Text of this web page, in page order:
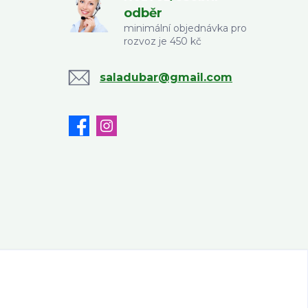
odběr
minimální objednávka pro
rozvoz je 450 kč
saladubar@gmail.com